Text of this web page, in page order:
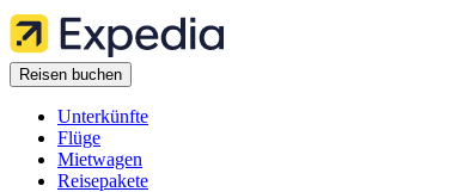
Reisen buchen
Unterkünfte
Flüge
Mietwagen
Reisepakete